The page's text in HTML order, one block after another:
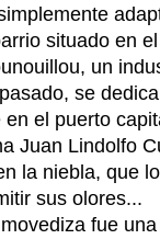
situado en
un
se
el puerto
Juan Lindolfo
la niebla, que
sus olores...
fue